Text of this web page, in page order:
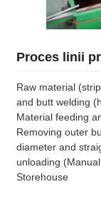
Proces linii
Raw material
and butt welding
Material feeding
Removing outer
diameter and
unloading
Storehouse